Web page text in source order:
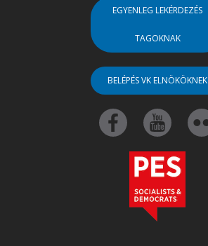
EGYENLEG LEKÉRDEZÉS
TAGOKNAK
BELÉPÉS VK ELNÖKÖKNEK